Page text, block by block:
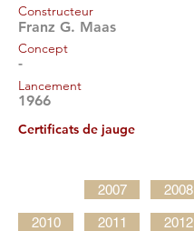
Constructeur
Franz G. Maas
Concept
-
Lancement
1966
Certificats de jauge
2007 2008
2010 2011 2012